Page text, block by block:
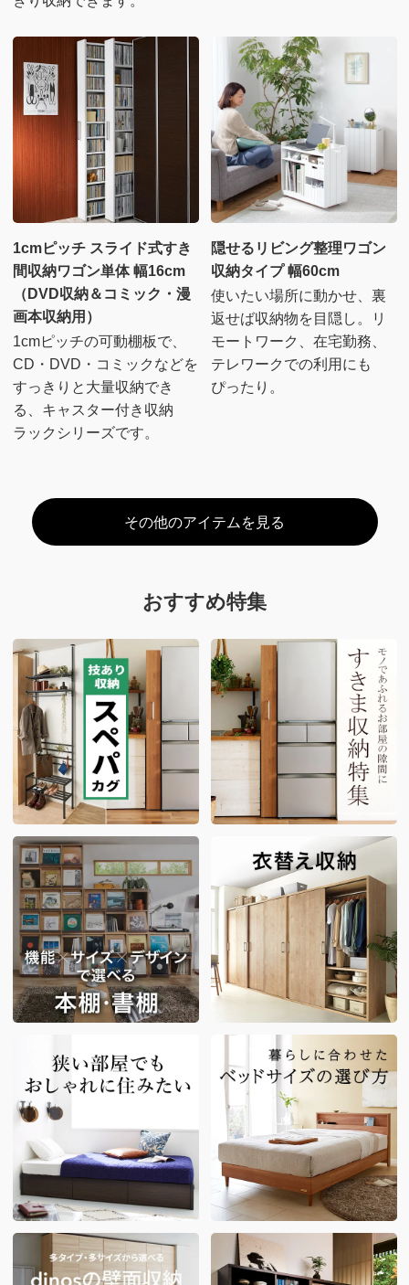
1cmピッチ スライド式すき
間収納ワゴン単体 幅16cm
（DVD収納＆コミック・漫
画本収納用）
1cmピッチの可動棚板で、
CD・DVD・コミックなどを
すっきりと大量収納でき
る、キャスター付き収納
ラックシリーズです。
隠せるリビング整理ワゴン
収納タイプ 幅60cm
使いたい場所に動かせ、裏
返せば収納物を目隠し。リ
モートワーク、在宅勤務、
テレワークでの利用にも
ぴったり。
その他のアイテムを見る
おすすめ特集